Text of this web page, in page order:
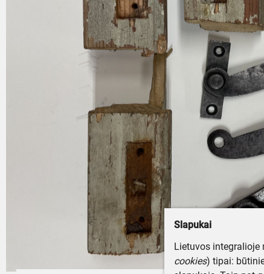
Slapukai
Lietuvos
cookies) tipai: